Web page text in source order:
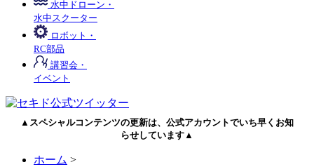
水中ドローン・
水中スクーター
ロボット・
RC部品
講習会・
イベント
▲スペシャルコンテンツの更新は、公式アカウントでいち早くお知
らせしています▲
ホーム >